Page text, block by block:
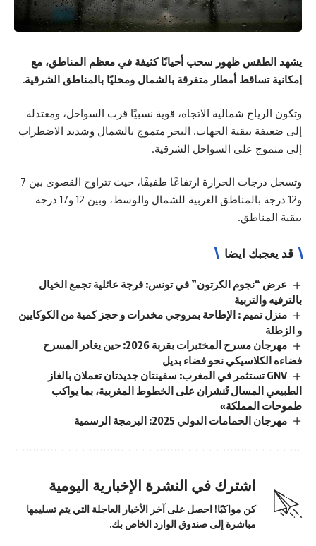
يشهد الطقس ظهور سحب أحيانًا كثيفة في معظم المناطق، مع
إمكانية تساقط أمطار متفرقة بالشمال ومحليًا بالمناطق الشرقية.
وتكون الرياح شمالية الاتجاه، قوية نسبيًا قرب السواحل، ومعتدلة
إلى ضعيفة ببقية الجهات. البحر متموج بالشمال وشديد الاضطراب
إلى متموج على السواحل الشرقية.
وتسجل درجات الحرارة ارتفاعًا طفيفًا، حيث تتراوح القصوى بين 7
و12 درجة بالمناطق الغربية للشمال والوسط، وبين 12 و17 درجة
ببقية المناطق.
قد يعجبك ايضا
عرض “نجوم الكرتون” في تونس: فرجة عائلية تجمع الخيال
بالترفيه والتربية
منزل تميم : الإطاحة بمروجي مخدرات و حجز كمية من الكوكايين
و الزطلة
مهرجان مسرح المختبرات بقربة 2026: حين يغادر المسرح
فضاءه الكلاسيكي نحو فضاء بديل
GNV تستثمر في المغرب: سفينتان جديدتان تعملان بالغاز
الطبيعي المسال تُنشران على الخطوط المغربية، بما يواكب
طموحات المملكة»
مهرجان الحمامات الدولي 2025: البرمجة الرسمية
اشترك في النشرة الإخبارية اليومية
كن مواكبًا! احصل على آخر الأخبار العاجلة التي يتم تسليمها
مباشرة إلى صندوق الوارد الخاص بك.